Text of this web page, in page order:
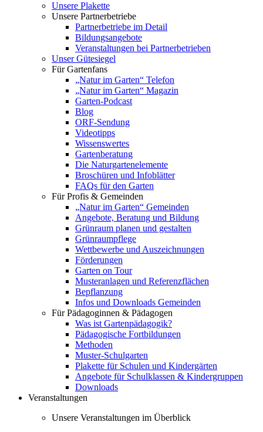
Unsere Plakette
Unsere Partnerbetriebe
Partnerbetriebe im Detail
Bildungsangebote
Veranstaltungen bei Partnerbetrieben
Unser Gütesiegel
Für Gartenfans
„Natur im Garten“ Telefon
„Natur im Garten“ Magazin
Garten-Podcast
Blog
ORF-Sendung
Videotipps
Wissenswertes
Gartenberatung
Die Naturgartenelemente
Broschüren und Infoblätter
FAQs für den Garten
Für Profis & Gemeinden
„Natur im Garten“ Gemeinden
Angebote, Beratung und Bildung
Grünraum planen und gestalten
Grünraumpflege
Wettbewerbe und Auszeichnungen
Förderungen
Garten on Tour
Musteranlagen und Referenzflächen
Bepflanzung
Infos und Downloads Gemeinden
Für Pädagoginnen & Pädagogen
Was ist Gartenpädagogik?
Pädagogische Fortbildungen
Methoden
Muster-Schulgarten
Plakette für Schulen und Kindergärten
Angebote für Schulklassen & Kindergruppen
Downloads
Veranstaltungen
Unsere Veranstaltungen im Überblick